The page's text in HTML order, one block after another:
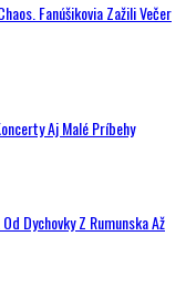
Fanúšikovia Zažili Večer
Aj Malé Príbehy
Dychovky Z Rumunska Až